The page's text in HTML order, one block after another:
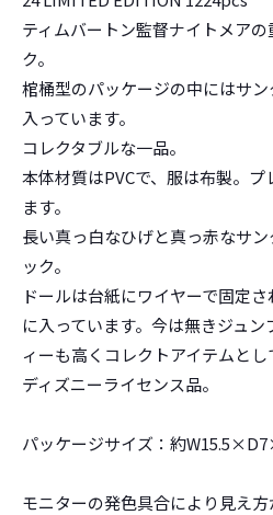
ティムバートン監督ナイトメア
ク。
棺桶型のパッケージの中にはサ
入っています。
コレクタブルな一品。
本体材質はPVCで、服は布製。
ます。
長い真っ白なひげと真っ赤なサ
ック。
ドールは台紙にワイヤーで固定
に入っています。今は無きジュ
ィーも高くコレクトアイテムとし
ディズニーライセンス品。
パッケージサイズ：約
モニターの発色具合により見え方